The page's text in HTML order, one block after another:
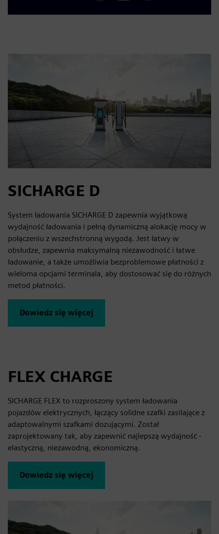
SICHARGE D
System ładowania SICHARGE D zapewnia wyjątkową
wydajność ładowania i pełną dynamiczną alokację mocy w
połączeniu z wszechstronną wygodą. Jest łatwy w
obsłudze, zapewnia maksymalną niezawodność i łatwe
ładowanie, a także umożliwia bezproblemowe płatności z
wieloma opcjami terminala, aby dostosować się do różnych
metod płatności.
Dowiedz się więcej
FLEX CHARGE
SICHARGE FLEX to rozproszony system ładowania
pojazdów elektrycznych, łączący solidne szafki zasilające z
adaptowalnymi szafkami dozującymi. Został
zaprojektowany tak, aby zapewnić najlepszą wydajność -
elastyczną, niezawodną, ekonomiczną.
Dowiedz się więcej